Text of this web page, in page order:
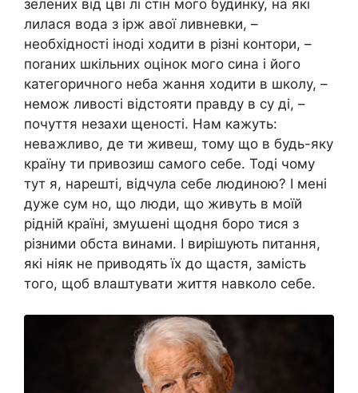
зелених від цві лі стін мого будинку, на які
лилася вода з ірж авої ливневки, –
необхідності іноді ходити в різні контори, –
поrаних шкільних оцінок мого сина і його
категоричного неба жання ходити в школу, –
немож ливості відстояти правду в су ді, –
почуття незахи щеності. Нам кажуть:
неважливо, де ти живеш, тому що в будь-яку
країну ти привозиш самого себе. Тоді чому
тут я, нарешті, відчула себе людиною? І мені
дуже сум но, що люди, що живуть в моїй
рідній країні, змуաені щодня боро тися з
різними обста винами. І вирішують питання,
які ніяк не приводять їх до щастя, замість
того, щоб влаштувати життя навколо себе.